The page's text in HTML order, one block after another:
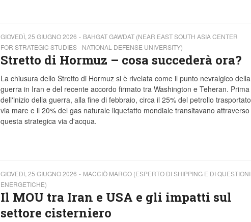
GIOVEDÌ, 25 GIUGNO 2026
BAHGAT GAWDAT (NEAR EAST SOUTH ASIA CENTER
FOR STRATEGIC STUDIES - NATIONAL DEFENSE UNIVERSITY)
Stretto di Hormuz – cosa succederà ora?
La chiusura dello Stretto di Hormuz si è rivelata come il punto nevralgico della
guerra in Iran e del recente accordo firmato tra Washington e Teheran. Prima
dell'inizio della guerra, alla fine di febbraio, circa il 25% del petrolio trasportato
via mare e il 20% del gas naturale liquefatto mondiale transitavano attraverso
questa strategica via d'acqua.
GIOVEDÌ, 25 GIUGNO 2026
MACCIÒ MARCO (ESPERTO DI SHIPPING E DI QUESTIONI
ENERGETICHE)
Il MOU tra Iran e USA e gli impatti sul
settore cisterniero